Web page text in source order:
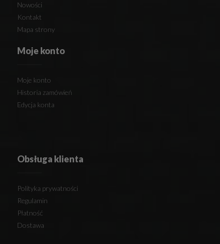
Nowości
Kontakt
Mapa strony
Moje konto
Moje konto
Historia zamówień
Edycja konta
Obsługa klienta
Polityka prywatności
Regulamin
Płatność
Dostawa